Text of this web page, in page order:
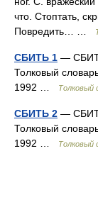
что. Стоптать,
Повредить… …
СБИТЬ 1 —
Толковый
1992 …
Толковый
СБИТЬ 2 —
Толковый
1992 …
Толковый